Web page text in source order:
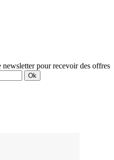
pour recevoir des offres